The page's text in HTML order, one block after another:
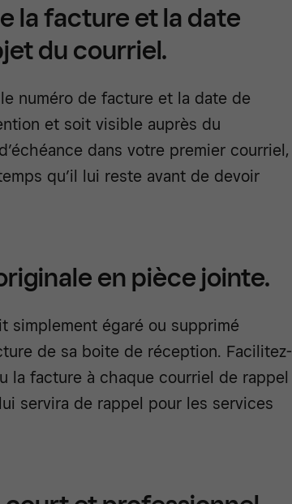
la facture et la date
du courriel.
numéro de facture et la date de
et soit visible auprès du
dans votre premier courriel,
qu’il lui reste avant de devoir
en pièce jointe.
simplement égaré ou supprimé
de sa boite de réception. Facilitez-
la facture à chaque courriel de rappel
servira de rappel pour les services